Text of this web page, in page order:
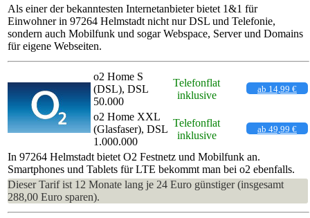
Als einer der bekanntesten Internetanbieter bietet 1&1 für
Einwohner in 97264 Helmstadt nicht nur DSL und Telefonie,
sondern auch Mobilfunk und sogar Webspace, Server und Domains
für eigene Webseiten.
o2 Home S
(DSL), DSL
50.000
Telefonflat
inklusive
ab 14,99 €
o2 Home XXL
(Glasfaser), DSL
1.000.000
Telefonflat
inklusive
ab 49,99 €
In 97264 Helmstadt bietet O2 Festnetz und Mobilfunk an.
Smartphones und Tablets für LTE bekommt man bei o2 ebenfalls.
Dieser Tarif ist 12 Monate lang je 24 Euro günstiger (insgesamt
288,00 Euro sparen).